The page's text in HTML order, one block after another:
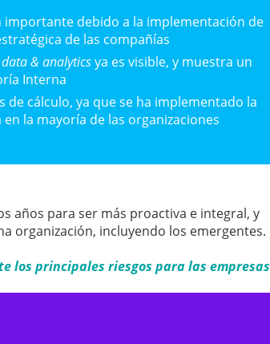
debido a la implementación de
de las compañías
data & analyticsya es visible, y muestra un
Interna
de cálculo, ya que se ha implementado la
la mayoría de las organizaciones
años para ser más proactiva e integral, y
organización, incluyendo los emergentes.
los principales riesgos para las empresas